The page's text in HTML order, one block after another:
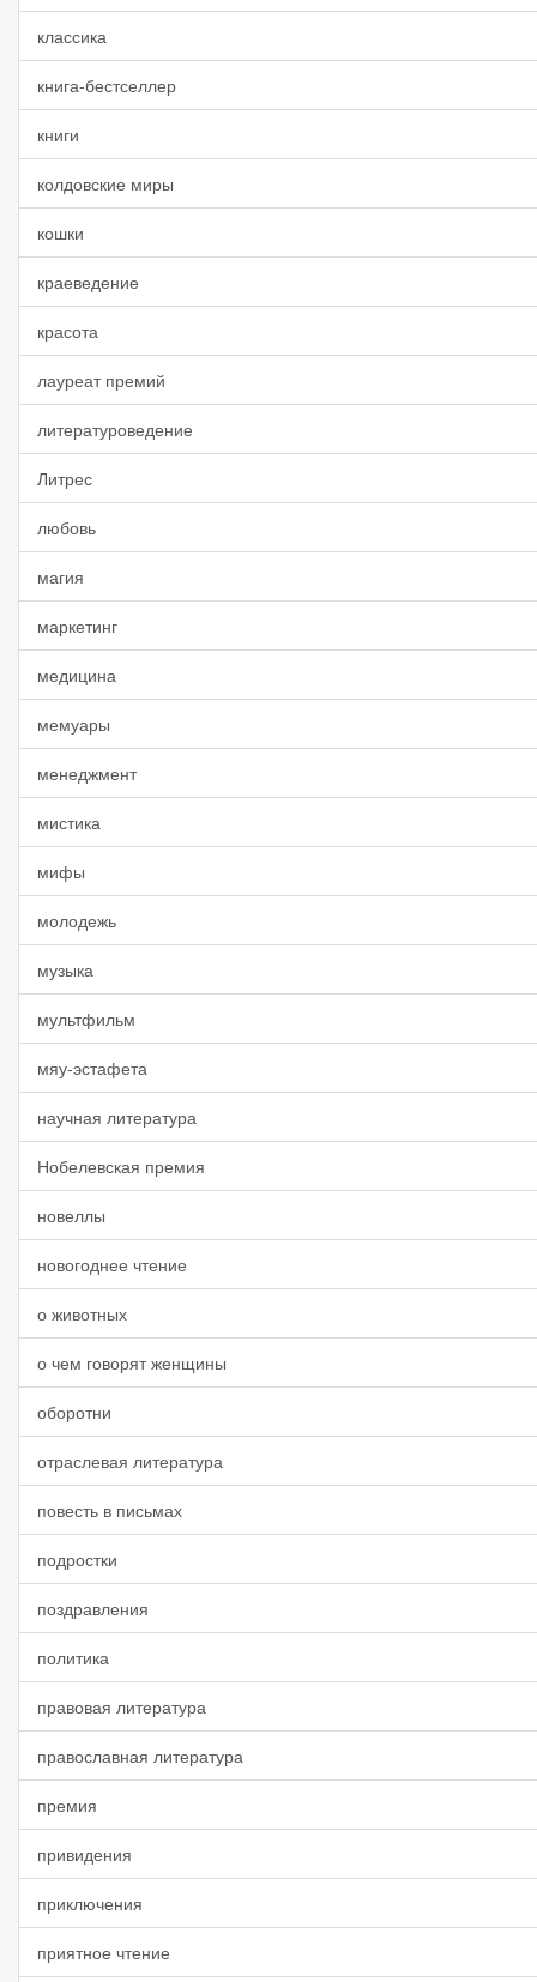
классика
книга-бестселлер
книги
колдовские миры
кошки
краеведение
красота
лауреат премий
литературоведение
Литрес
любовь
магия
маркетинг
медицина
мемуары
менеджмент
мистика
мифы
молодежь
музыка
мультфильм
мяу-эстафета
научная литература
Нобелевская премия
новеллы
новогоднее чтение
о животных
о чем говорят женщины
оборотни
отраслевая литература
повесть в письмах
подростки
поздравления
политика
правовая литература
православная литература
премия
привидения
приключения
приятное чтение